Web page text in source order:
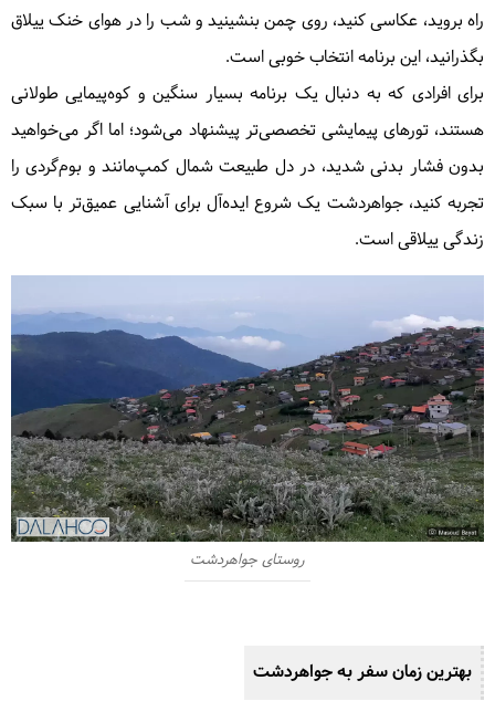
راه بروید، عکاسی کنید، روی چمن بنشینید و شب را در هوای خنک ییلاق
بگذرانید، این برنامه انتخاب خوبی است.
برای افرادی که به دنبال یک برنامه بسیار سنگین و کوه‌پیمایی طولانی
هستند، تورهای پیمایشی تخصصی‌تر پیشنهاد می‌شود؛ اما اگر می‌خواهید
بدون فشار بدنی شدید، در دل طبیعت شمال کمپ‌مانند و بوم‌گردی را
تجربه کنید، جواهردشت یک شروع ایده‌آل برای آشنایی عمیق‌تر با سبک
زندگی ییلاقی است.
روستای جواهردشت
بهترین زمان سفر به جواهردشت